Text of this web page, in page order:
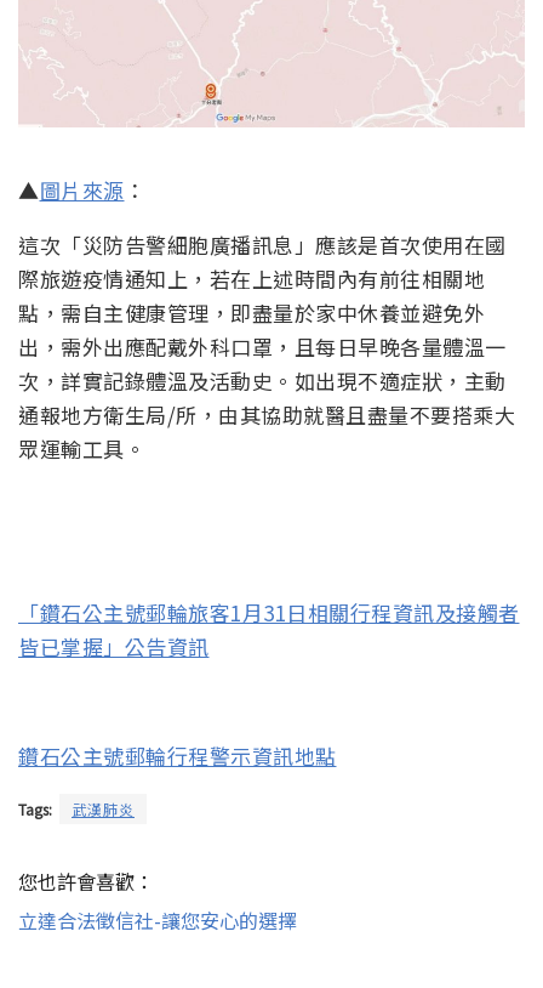
▲圖片來源 ：
這次「災防告警細胞廣播訊息」應該是首次使用在國
際旅遊疫情通知上，若在上述時間內有前往相關地
點，需自主健康管理，即盡量於家中休養並避免外
出，需外出應配戴外科口罩，且每日早晚各量體溫一
次，詳實記錄體溫及活動史。如出現不適症狀，主動
通報地方衛生局/所，由其協助就醫且盡量不要搭乘大
眾運輸工具。
「鑽石公主號郵輪旅客1月31日相關行程資訊及接觸者
皆已掌握」公告資訊
鑽石公主號郵輪行程警示資訊地點
Tags: 武漢肺炎
您也許會喜歡：
立達合法徵信社-讓您安心的選擇